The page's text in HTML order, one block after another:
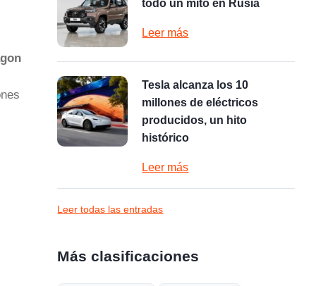
todo un mito en Rusia
Leer más
Tesla alcanza los 10
millones de eléctricos
producidos, un hito
histórico
Leer más
Leer todas las entradas
Más clasificaciones